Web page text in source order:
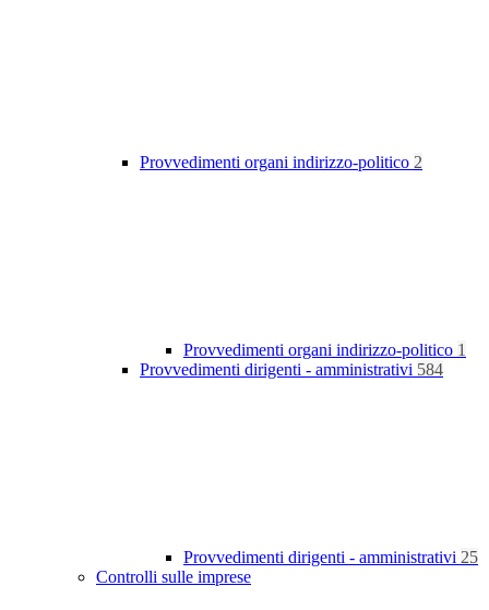
Provvedimenti organi indirizzo-politico 2
Provvedimenti organi indirizzo-politico 1
Provvedimenti dirigenti - amministrativi 584
Provvedimenti dirigenti - amministrativi 25
Controlli sulle imprese